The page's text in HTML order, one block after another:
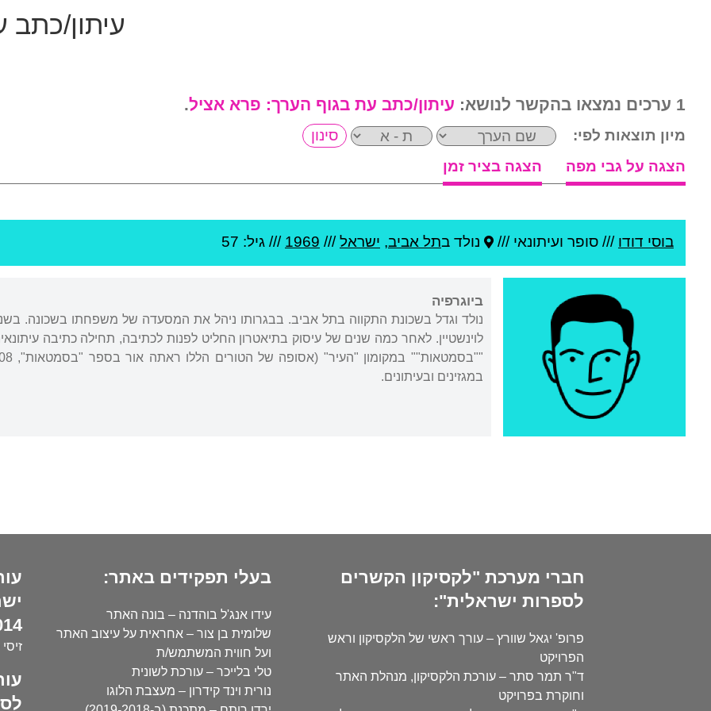
עיתון/
1 ערכים נמצאו בהקשר לנושא: עיתון/כתב עת בגוף הערך: פרא אציל.
מיון תוצאות לפי:
הצגה על גבי מפה
הצגה בציר זמן
בוסי דודו /// סופר ועיתונאי /// נולד בתל אביב, ישראל///
1969 /// גיל: 57
ביוגרפיה
במגזינים ובעיתונים.
חברי מערכת "לקסיקון הקשרים
לספרות ישראלית":
פרופ' יגאל שוורץ – עורך ראשי של הלקסיקון וראש
הפרויקט
ד"ר תמר סתר – עורכת הלקסיקון, מנהלת האתר
וחוקרת בפרויקט
בעלי תפקידים באתר:
עידו אנג'ל בוהדנה – בונה האתר
שלומית בן צור – אחראית על עיצוב האתר
ועל חווית המשתמש/ת
טלי בלייכר – עורכת לשונית
נורית וינד קידרון – מעצבת הלוגו